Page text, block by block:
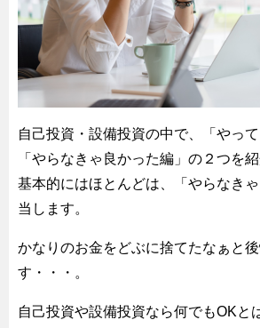
自己投資・設備投資の中で、「やっ
「やらなきゃ良かった編」の２つを
基本的にはほとんどは、「やらなき
当します。
かなりのお金をどぶに捨てたなぁと
す・・・。
自己投資や設備投資なら何でもOKと